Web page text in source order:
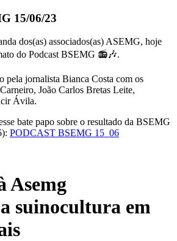
15/06/23
dos(as) associados(as) ASEMG, hoje
do Podcast BSEMG 📻🎶.
pela jornalista Bianca Costa com os
João Carlos Bretas Leite,
Ávila.
bate papo sobre o resultado da BSEMG
PODCAST BSEMG 15_06
Asemg
suinocultura em